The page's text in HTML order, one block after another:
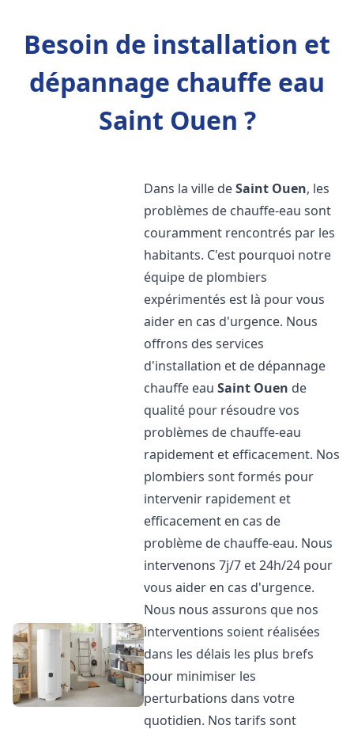
Besoin de installation et
dépannage chauffe eau
Saint Ouen ?
Dans la ville deSaint Ouen, les
problèmes de chauffe-eau sont
couramment rencontrés par les
habitants. C'est pourquoi notre
équipe de plombiers
expérimentés est là pour vous
aider en cas d'urgence. Nous
offrons des services
d'installation et de dépannage
chauffe eauSaint Ouen de
qualité pour résoudre vos
problèmes de chauffe-eau
rapidement et efficacement. Nos
plombiers sont formés pour
intervenir rapidement et
efficacement en cas de
problème de chauffe-eau. Nous
intervenons 7j/7 et 24h/24 pour
vous aider en cas d'urgence.
Nous nous assurons que nos
interventions soient réalisées
dans les délais les plus brefs
pour minimiser les
perturbations dans votre
quotidien. Nos tarifs sont